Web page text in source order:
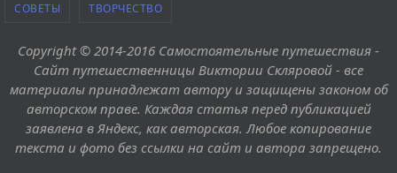
СОВЕТЫ ТВОРЧЕСТВО
Copyright © 2014-2016 Самостоятельные путешествия -
Сайт путешественницы Виктории Скляровой - все
материалы принадлежат автору и защищены законом об
авторском праве. Каждая статья перед публикацией
заявлена в Яндекс, как авторская. Любое копирование
текста и фото без ссылки на сайт и автора запрещено.